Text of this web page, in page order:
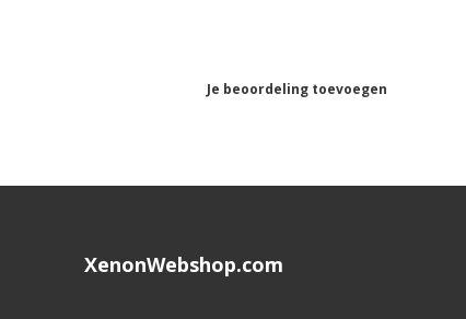
Je beoordeling toevoegen
XenonWebshop.com